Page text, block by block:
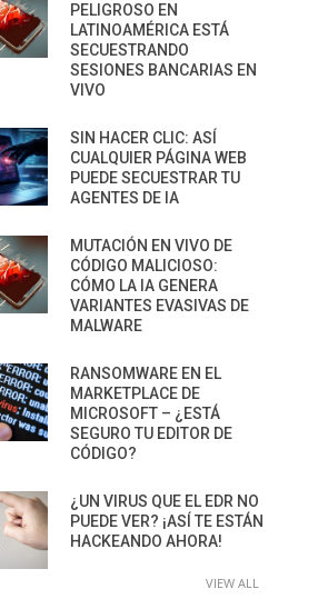
PELIGROSO EN
LATINOAMÉRICA ESTÁ
SECUESTRANDO
SESIONES BANCARIAS EN
VIVO
SIN HACER CLIC: ASÍ
CUALQUIER PÁGINA WEB
PUEDE SECUESTRAR TU
AGENTES DE IA
MUTACIÓN EN VIVO DE
CÓDIGO MALICIOSO:
CÓMO LA IA GENERA
VARIANTES EVASIVAS DE
MALWARE
RANSOMWARE EN EL
MARKETPLACE DE
MICROSOFT – ¿ESTÁ
SEGURO TU EDITOR DE
CÓDIGO?
¿UN VIRUS QUE EL EDR NO
PUEDE VER? ¡ASÍ TE ESTÁN
HACKEANDO AHORA!
VIEW ALL